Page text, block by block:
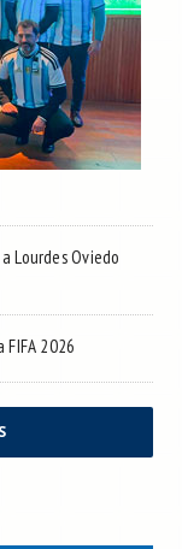
Lourdes Oviedo
2026